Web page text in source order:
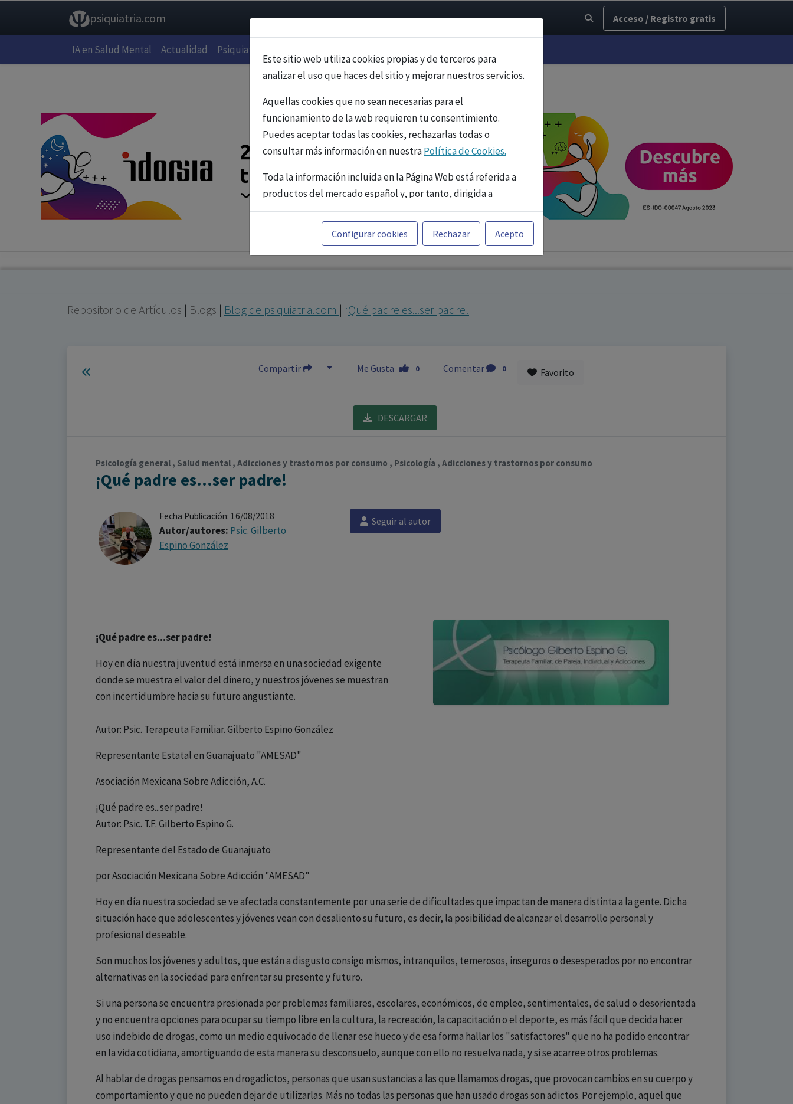
psiquiatria.com Acceso / Registro gratis
IA en Salud Mental Actualidad Psiquiatría
Este sitio web utiliza cookies propias y de terceros para
analizar el uso que haces del sitio y mejorar nuestros servicios.
Aquellas cookies que no sean necesarias para el
funcionamiento de la web requieren tu consentimiento.
Puedes aceptar todas las cookies, rechazarlas todas o
consultar más información en nuestraPolítica de Cookies.
Toda la información incluida en la Página Web está referida a
productos del mercado español y, por tanto, dirigida a
profesionales sanitarios legalmente facultados para
prescribir o dispensar medicamentos con ejercicio
profesional. La información técnica de los fármacos se facilita
a título meramente informativo, siendo responsabilidad de
a las necesidades del paciente.
Configurar cookies Rechazar Acepto
Repositorio de Artículos | Blogs | Blog de psiquiatria.com | ¡Qué padre es...ser padre!
Compartir Me Gusta 0 Comentar 0 Favorito
DESCARGAR
Psicología general , Salud mental , Adicciones y trastornos por consumo , Psicología , Adicciones y trastornos por consumo
¡Qué padre es...ser padre!
Fecha Publicación: 16/08/2018
Autor/autores: Psic. Gilberto
Espino González
Seguir al autor
¡Qué padre es...ser padre!
Hoy en día nuestra juventud está inmersa en una sociedad exigente
donde se muestra el valor del dinero, y nuestros jóvenes se muestran
con incertidumbre hacia su futuro angustiante.
Autor: Psic. Terapeuta Familiar. Gilberto Espino González
Representante Estatal en Guanajuato "AMESAD"
Asociación Mexicana Sobre Adicción, A.C.
¡Qué padre es...ser padre!
Autor: Psic. T.F. Gilberto Espino G.
Representante del Estado de Guanajuato
por Asociación Mexicana Sobre Adicción "AMESAD"
Hoy en día nuestra sociedad se ve afectada constantemente por una serie de dificultades que impactan de manera distinta a la gente. Dicha
situación hace que adolescentes y jóvenes vean con desaliento su futuro, es decir, la posibilidad de alcanzar el desarrollo personal y
profesional deseable.
Son muchos los jóvenes y adultos, que están a disgusto consigo mismos, intranquilos, temerosos, inseguros o desesperados por no encontrar
alternativas en la sociedad para enfrentar su presente y futuro.
Si una persona se encuentra presionada por problemas familiares, escolares, económicos, de empleo, sentimentales, de salud o desorientada
y no encuentra opciones para ocupar su tiempo libre en la cultura, la recreación, la capacitación o el deporte, es más fácil que decida hacer
uso indebido de drogas, como un medio equivocado de llenar ese hueco y de esa forma hallar los "satisfactores" que no ha podido encontrar
en la vida cotidiana, amortiguando de esta manera su desconsuelo, aunque con ello no resuelva nada, y si se acarree otros problemas.
Al hablar de drogas pensamos en drogadictos, personas que usan sustancias a las que llamamos drogas, que provocan cambios en su cuerpo y
comportamiento y que no pueden dejar de utilizarlas. Más no todas las personas que han usado drogas son adictos. Por ejemplo, aquel que